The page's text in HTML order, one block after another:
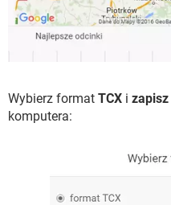
Wybierz format TCX i zapisz
komputera: